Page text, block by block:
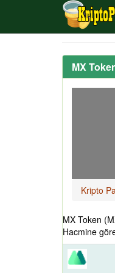
MX
Kripto
MX Token
Hacmine